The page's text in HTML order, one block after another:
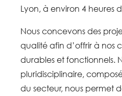
Lyon, à environ 4 heures
Nous concevons des
qualité afin d’offrir à nos
durables et fonctionnels.
pluridisciplinaire,
du secteur, nous permet